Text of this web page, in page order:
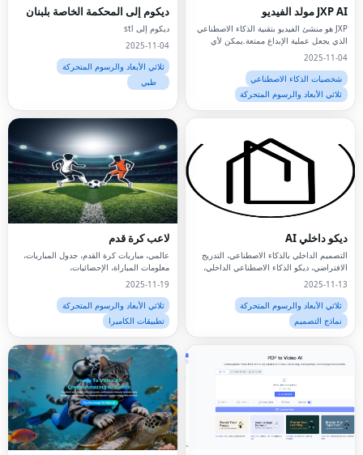
JXP AI مولد الفيديو
JXP هو منشئ الفيديو بتقنية الذكاء الاصطناعي
الذي يجعل عملية الإبداع ممتعة.يمكن لأي
شخص تحويل الأفكار إلى مقاطع فيديو في
2025-11-04
شخصيات الذكاء الاصطناعي
ثلاثي الأبعاد والرسوم المتحركة
ديكوم إلى المحكمة الخاصة بلبنان
ديكوم إلى stl
2025-11-04
ثلاثي الأبعاد والرسوم المتحركة
طبي
ديكو داخلي AI
التصميم الداخلي بالذكاء الاصطناعي، التدريج
الافتراضي، ديكو الذكاء الاصطناعي الداخلي،
التصميم الداخلي، التدريج المنزلي، التصميم
الغرفة،
2025-11-13
ثلاثي الأبعاد والرسوم المتحركة
نماذج التصميم
لاعب كرة قدم
عالمي، مباريات كرة القدم، جدول المباريات،
معلومات المباراة، الإحصائيات،
2025-11-19
ثلاثي الأبعاد والرسوم المتحركة
تطبيقات الكاميرا